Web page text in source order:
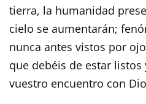
tierra, la humanidad
cielo se aumentarán;
nunca antes vistos por
que debéis de estar
vuestro encuentro con